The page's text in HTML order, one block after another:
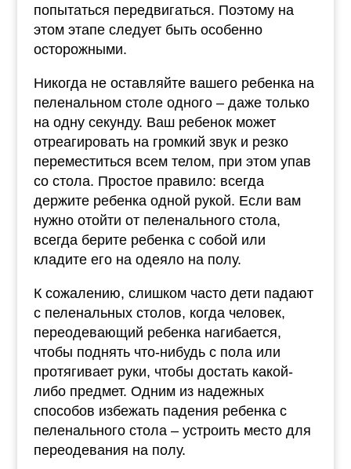
попытаться передвигаться. Поэтому на
этом этапе следует быть особенно
осторожными.
Никогда не оставляйте вашего ребенка на
пеленальном столе одного – даже только
на одну секунду. Ваш ребенок может
отреагировать на громкий звук и резко
переместиться всем телом, при этом упав
со стола. Простое правило: всегда
держите ребенка одной рукой. Если вам
нужно отойти от пеленального стола,
всегда берите ребенка с собой или
кладите его на одеяло на полу.
К сожалению, слишком часто дети падают
с пеленальных столов, когда человек,
переодевающий ребенка нагибается,
чтобы поднять что-нибудь с пола или
протягивает руки, чтобы достать какой-
либо предмет. Одним из надежных
способов избежать падения ребенка с
пеленального стола – устроить место для
переодевания на полу.